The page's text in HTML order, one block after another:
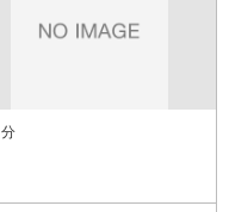
ントの物件